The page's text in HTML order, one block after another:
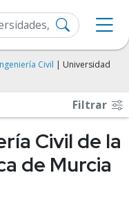
Civil | Universidad
Filtrar
Civil de la
de Murcia